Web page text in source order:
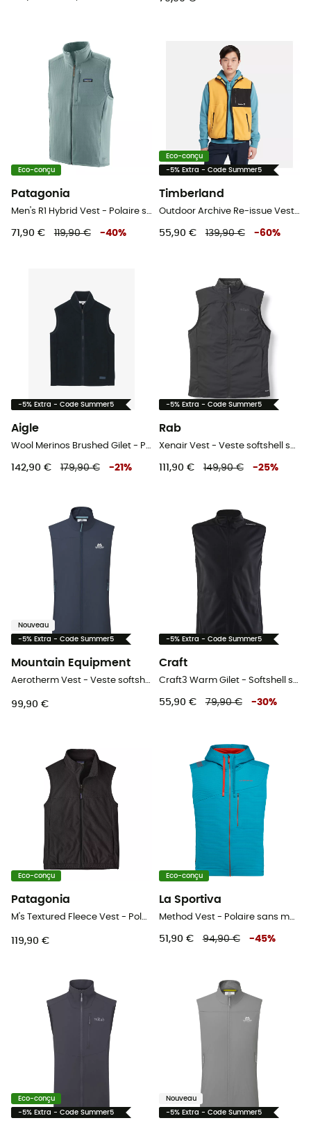
Eco-conçu
Patagonia
71,90 € 119,90 € -40%
Eco-conçu
-5% Extra - Code Summer5
Timberland
55,90 € 139,90 € -60%
-5% Extra - Code Summer5
Aigle
142,90 € 179,90 € -21 %
-5% Extra - Code Summer5
Rab
111,90 € 149,90 € -25%
Nouveau
-5% Extra - Code Summer5
Mountain Equipment
99,90 €
-5% Extra - Code Summer5
Craft
55,90 € 79,90 € -30%
Eco-conçu
Patagonia
119,90 €
Eco-conçu
La Sportiva
51,90 € 94,90 € -45%
Eco-conçu
-5% Extra - Code Summer5
Nouveau
-5% Extra - Code Summer5